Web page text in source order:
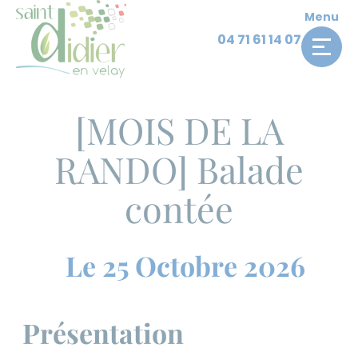
Skip
content
04 71 61 14 07
Menu
Accueil
Archives des évènements
[MOIS DE LA RANDO] Balade contée
[MOIS DE LA
RANDO] Balade
contée
Le 25 Octobre 2026
Présentation
Panneau de gestion des cookies